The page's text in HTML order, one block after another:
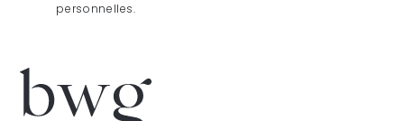
personnelles.